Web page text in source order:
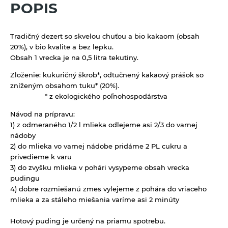
Vločky a lupienky
Výrobky z obilnín a polotovary
Polotovary
Výrobky z obilnín
Zmesi na varenie a pečenie
Zrná a semená
Olejniny
Pseudoobilniny
Ryže
Semienka na nakličovanie
Strukoviny
Zdravé maškrtenie
Bezlepok - Low Carb - Keto
Čokolády, cukríky, lízatká
Dezertné krémy - Kolatch
Tyčinky, sušienky, oplátky
Ostatné
Doplnky stravy
Dr.Popov - bylinné kvapky
Dr.Popov - rôzne
Eterické oleje
Éterické oleje na kulinárske účely
Keramické slniečko
POPIS
Tradičný dezert so skvelou chuťou a bio kakaom (obsah
20%), v bio kvalite a bez lepku.
Obsah 1 vrecka je na 0,5 litra tekutiny.
Zloženie: kukuričný škrob*, odtučnený kakaový prášok so
zníženým obsahom tuku* (20%).
* z ekologického poľnohospodárstva
Návod na prípravu:
1) z odmeraného 1/2 l mlieka odlejeme asi 2/3 do varnej
nádoby
2) do mlieka vo varnej nádobe pridáme 2 PL cukru a
privedieme k varu
3) do zvyšku mlieka v pohári vysypeme obsah vrecka
pudingu
4) dobre rozmiešanú zmes vylejeme z pohára do vriaceho
mlieka a za stáleho miešania varíme asi 2 minúty
Hotový puding je určený na priamu spotrebu.